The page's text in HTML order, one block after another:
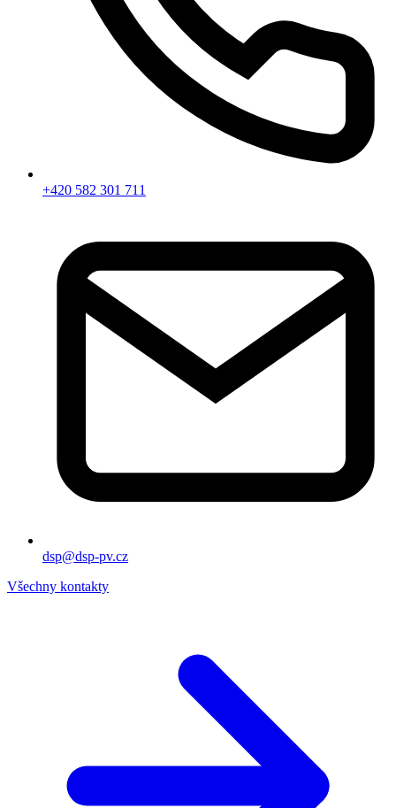
+420 582 301 711
dsp@dsp-pv.cz
Všechny kontakty